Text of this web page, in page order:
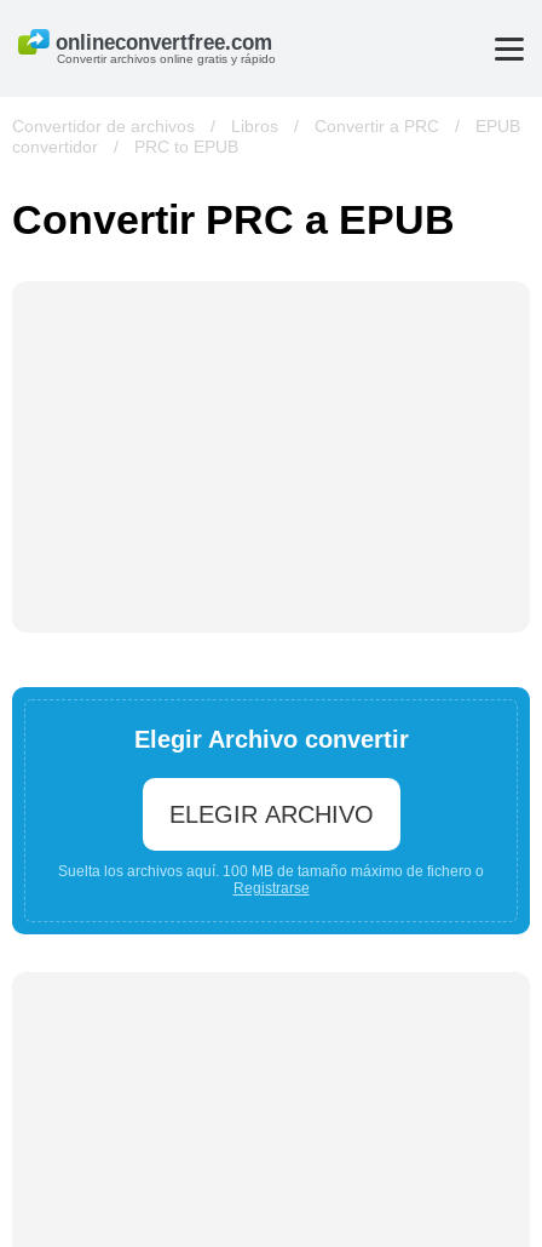
Convertir archivos online gratis y rápido
Convertidor de archivos / Libros / Convertir a PRC /
EPUB
convertidor
/ PRC to EPUB
Convertir PRC a EPUB
Elegir Archivo convertir
ELEGIR ARCHIVO
Suelta los archivos aquí. 100 MB de tamaño máximo de fichero o
Registrarse